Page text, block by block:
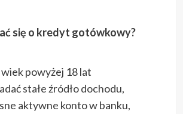
się o kredyt gotówkowy?
powyżej 18 lat
stałe źródło dochodu,
aktywne konto w banku,